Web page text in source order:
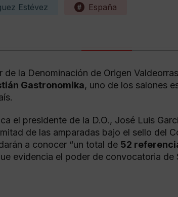
Estévez
España
de la Denominación de Origen
Gastronomika, uno de los salones
el presidente de la D.O., José Luis
de las amparadas bajo el sello del
a conocer “un total de 52
evidencia el poder de convocatoria de